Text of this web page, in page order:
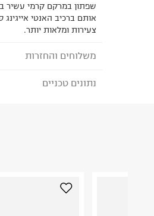
שפתון במרקם קרמי עשיר
צעירות ומלאות יותר.
משלוחים והחזרות
לבחירת בשיטת
לפני החזרת החבילה,
נתונים טכניים
בית פוקס-רח' החרמון